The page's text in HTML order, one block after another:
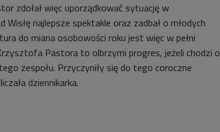
zdołał więc uporządkować sytuację w
Wisłę najlepsze spektakle oraz zadbał o młodych
do miana osobowości roku jest więc w pełni
Pastora to olbrzymi progres, jeżeli chodzi o
zespołu. Przyczyniły się do tego coroczne
dziennikarka.